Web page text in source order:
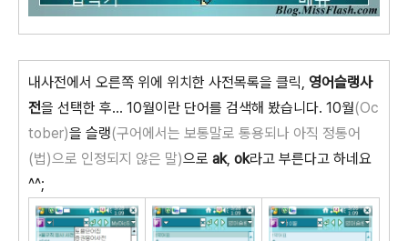
내사전에서 오른쪽 위에 위치한 사전목록을 클릭, 영어슬랭사
전을 선택한 후... 10월이란 단어를 검색해 봤습니다. 10월(Oc
tober)을 슬랭(구어에서는 보통말로 통용되나 아직 정통어
(법)으로 인정되지 않은 말)으로 ak, ok라고 부른다고 하네요
^^;